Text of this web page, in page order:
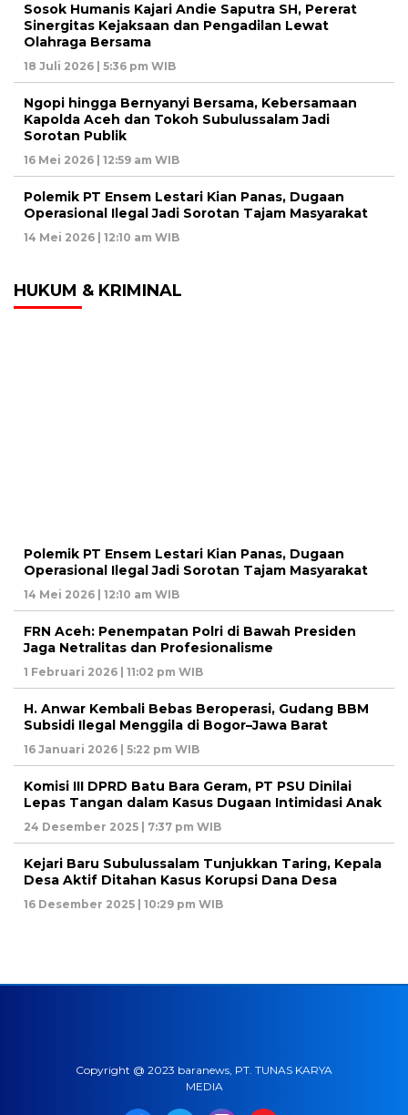
Sosok Humanis Kajari Andie Saputra SH, Pererat
Sinergitas Kejaksaan dan Pengadilan Lewat
Olahraga Bersama
18 Juli 2026 | 5:36 pm WIB
Ngopi hingga Bernyanyi Bersama, Kebersamaan
Kapolda Aceh dan Tokoh Subulussalam Jadi
Sorotan Publik
16 Mei 2026 | 12:59 am WIB
Polemik PT Ensem Lestari Kian Panas, Dugaan
Operasional Ilegal Jadi Sorotan Tajam Masyarakat
14 Mei 2026 | 12:10 am WIB
HUKUM & KRIMINAL
Polemik PT Ensem Lestari Kian Panas, Dugaan
Operasional Ilegal Jadi Sorotan Tajam Masyarakat
14 Mei 2026 | 12:10 am WIB
FRN Aceh: Penempatan Polri di Bawah Presiden
Jaga Netralitas dan Profesionalisme
1 Februari 2026 | 11:02 pm WIB
H. Anwar Kembali Bebas Beroperasi, Gudang BBM
Subsidi Ilegal Menggila di Bogor–Jawa Barat
16 Januari 2026 | 5:22 pm WIB
Komisi III DPRD Batu Bara Geram, PT PSU Dinilai
Lepas Tangan dalam Kasus Dugaan Intimidasi Anak
24 Desember 2025 | 7:37 pm WIB
Kejari Baru Subulussalam Tunjukkan Taring, Kepala
Desa Aktif Ditahan Kasus Korupsi Dana Desa
16 Desember 2025 | 10:29 pm WIB
Copyright @ 2023 baranews, PT. TUNAS KARYA
MEDIA